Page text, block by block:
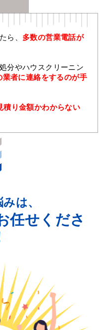
ら、 多数の営業電話が
分やハウスクリーニン
業者に連絡をするのが手
積り金額かわからない
は、
任せくださ